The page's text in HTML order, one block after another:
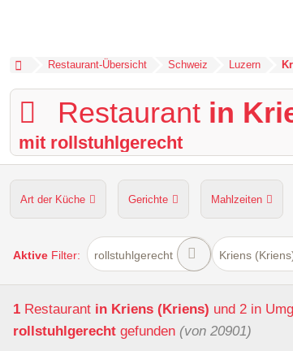
Restaurant-Übersicht Schweiz Luzern
Restaurant in
mit rollstuhlgerecht
Art der Küche Gerichte Mahlzeiten
Hunde erlaubt Kapazität Sitzplätze im
Aktive Filter: rollstuhlgerecht Kriens
1 Restaurant in Kriens (Kriens) und 2 in
rollstuhlgerecht gefunden (von 20901)